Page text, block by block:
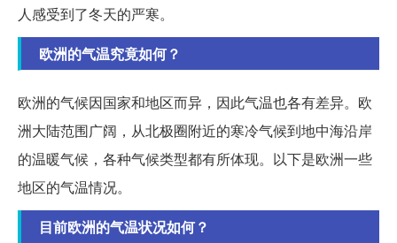
人感受到了冬天的严寒。
欧洲的气温究竟如何？
欧洲的气候因国家和地区而异，因此气温也各有差异。欧
洲大陆范围广阔，从北极圈附近的寒冷气候到地中海沿岸
的温暖气候，各种气候类型都有所体现。以下是欧洲一些
地区的气温情况。
目前欧洲的气温状况如何？